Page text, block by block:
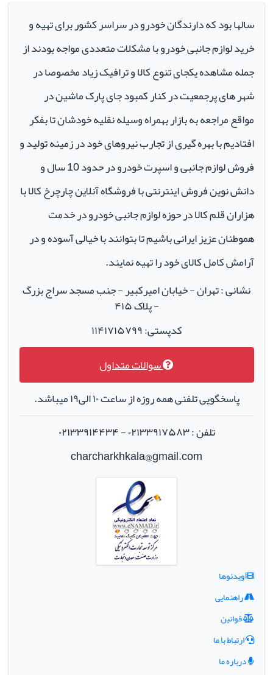
سالها بود که دارندگان خودرو در سراسر کشور برای تهیه و
خرید لوازم جانبی خودرو با مشکلات متعددی مواجه بودند از
جمله مشاهده یکجای تنوع کالا و ترافیک زیاد مخصوصا در
شهر های پرجمعیت در کنار کمبود جای پارک ماشین در
مواقع مراجعه به بازار بهمراه وسیله نقلیه خودشان تا بفکر
افتادیم با بهره گیری از تجارب نیروهای خود در زمینه تولید و
فروش لوازم جانبی و اسپرت خودرو در حدود 10 سال و
دانش نوین فروش اینترنتی با فروشگاه آنلاین چارچرخ کالا با
هزاران قلم کالا در حوزه لوازم جانبی خودرو در خدمت
هموطنان عزیز ایرانی باشیم تا بتوانند با خیالی آسوده و در
آرامش کامل کالای خود را تهیه نمایند.
نشانی : تهران - خیابان امیرکبیر - جنب مسجد سراج بزرگ
- پلاک ۴۱۵
کدپستی: ۱۱۴۱۷۱۵۷۹۹
سوالات متداول
پاسخگویی تلفنی همه روزه از ساعت ۱۰ الی۱۹ میباشد.
تلفن : ۰۲۱۳۳۹۱۷۵۸۳ - ۰۲۱۳۳۹۱۴۴۳۴
charcharkhkala@gmail.com
ویدئوها
راهنمایی
قوانین
ارتباط با ما
درباره ما